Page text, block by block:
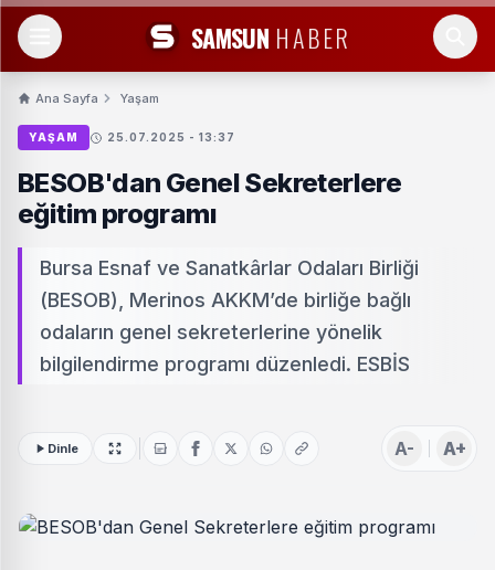
SAMSUN HABER
Ana Sayfa Yaşam
YAŞAM 25.07.2025 - 13:37
BESOB'dan Genel Sekreterlere
eğitim programı
Bursa Esnaf ve Sanatkârlar Odaları Birliği
(BESOB), Merinos AKKM’de birliğe bağlı
odaların genel sekreterlerine yönelik
bilgilendirme programı düzenledi. ESBİS
Dinle A- A+